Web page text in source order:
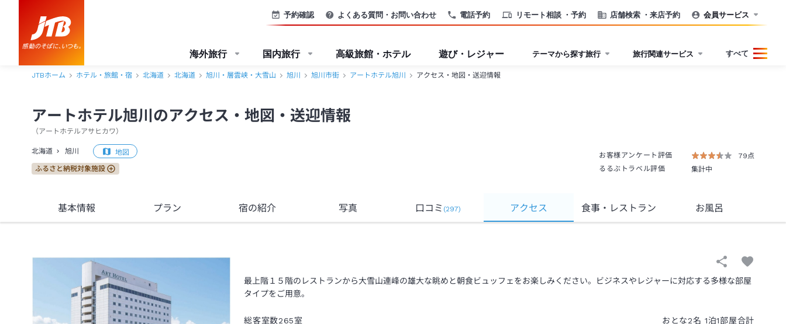
電話予約 リモート相談 ・予約 店舗検索 ・来店予約
予約確認 よくある質問・お問い合わせ 会員サービス
海外旅行 国内旅行 高級旅館・ホテル 遊び・レジャー テーマから探す旅行 旅行関連サービス すべて
JTBホーム ホテル・旅館・宿 北海道 北海道 旭川・層雲峡・大雪山 旭川 旭川市街 アートホテル旭川 アクセス・地図・送迎情報
アートホテル旭川のアクセス・地図・送迎情報
（アートホテルアサヒカワ）
北海道 旭川 地図
ふるさと納税対象施設
お客様アンケート評価
79点
るるぶトラベル評価
集計中
基本情報 プラン 宿の紹介 写真 口コミ (297) アクセス 食事 ・レストラン お風呂
最上階１５階のレストランから大雪山連峰の雄大な眺めと朝食ビュッフェをお楽しみください。ビジネスやレジャーに対応する多様な部屋
タイプをご用意。
総客室数265室
おとな2名 1泊1部屋合計